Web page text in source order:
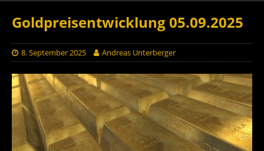
Goldpreisentwicklung 05.09.2025
8. September 2025 Andreas Unterberger